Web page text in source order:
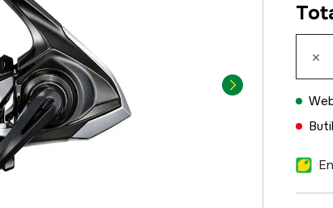
×